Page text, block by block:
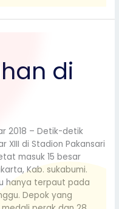
di
2018 – Detik-detik
XIII di Stadion Pakansari
masuk 15 besar
Kab. sukabumi.
hanya terpaut pada
Depok yang